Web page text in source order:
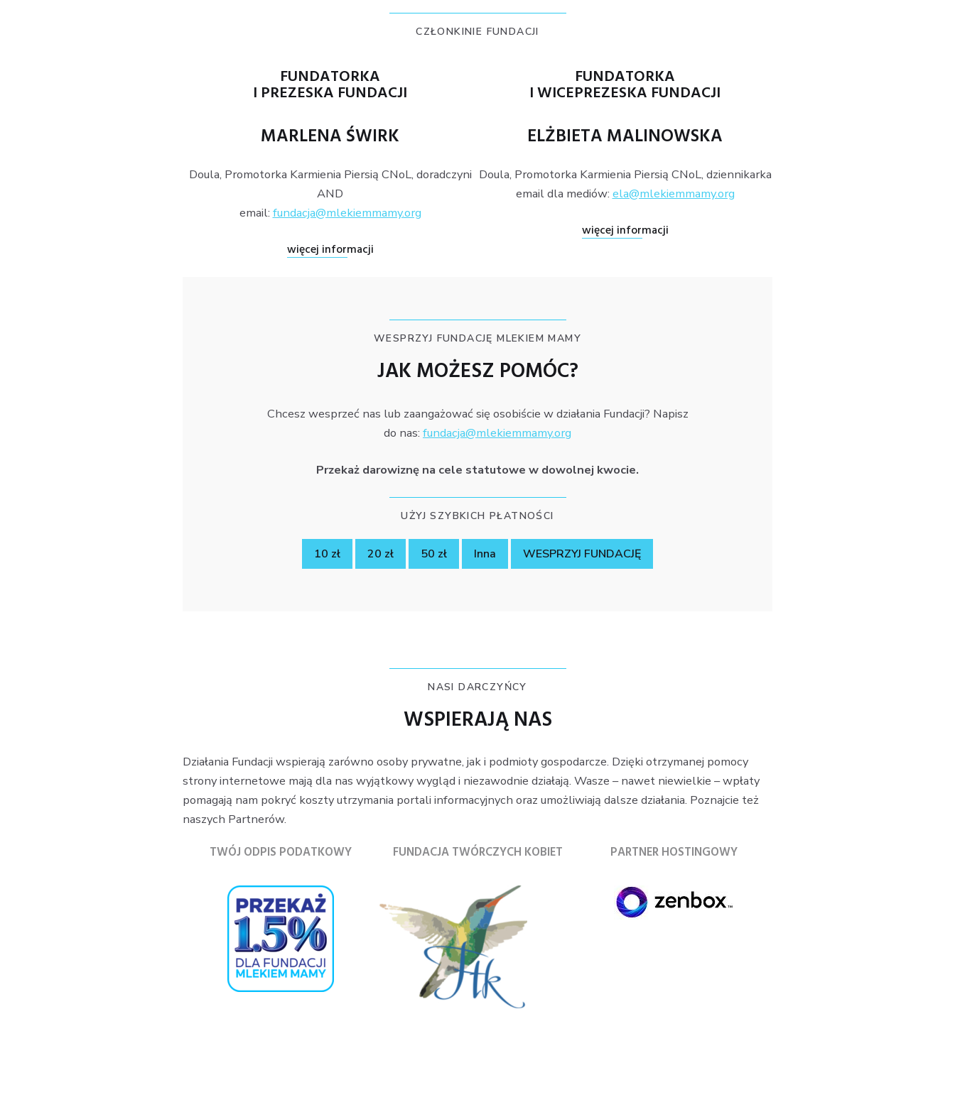
CZŁONKINIE FUNDACJI
FUNDATORKA
I PREZESKA FUNDACJI
MARLENA ŚWIRK
Doula, Promotorka Karmienia Piersią CNoL, doradczyni
AND
email: fundacja@mlekiemmamy.org
więcej informacji
FUNDATORKA
I WICEPREZESKA FUNDACJI
ELŻBIETA MALINOWSKA
Doula, Promotorka Karmienia Piersią CNoL, dziennikarka
email dla mediów: ela@mlekiemmamy.org
więcej informacji
WESPRZYJ FUNDACJĘ MLEKIEM MAMY
JAK MOŻESZ POMÓC?
Chcesz wesprzeć nas lub zaangażować się osobiście w działania Fundacji? Napisz
do nas: fundacja@mlekiemmamy.org
Przekaż darowiznę na cele statutowe w dowolnej kwocie.
UŻYJ SZYBKICH PŁATNOŚCI
10 zł 20 zł 50 zł Inna WESPRZYJ FUNDACJĘ
NASI DARCZYŃCY
WSPIERAJĄ NAS
Działania Fundacji wspierają zarówno osoby prywatne, jak i podmioty gospodarcze. Dzięki otrzymanej pomocy
strony internetowe mają dla nas wyjątkowy wygląd i niezawodnie działają. Wasze – nawet niewielkie – wpłaty
pomagają nam pokryć koszty utrzymania portali informacyjnych oraz umożliwiają dalsze działania. Poznajcie też
naszych Partnerów.
TWÓJ ODPIS PODATKOWY FUNDACJA TWÓRCZYCH KOBIET PARTNER HOSTINGOWY